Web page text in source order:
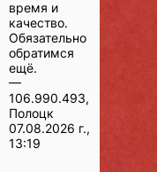
время и
качество.
Обязательно
обратимся
ещё.
—
106.990.493,
Полоцк
07.08.2026 г.,
13:19